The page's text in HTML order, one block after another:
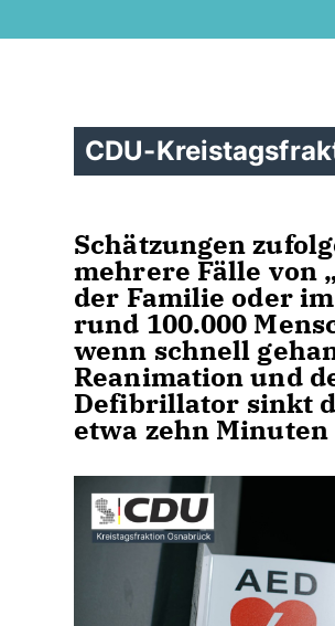
CDU-
Schätzungen
mehrere Fälle von
der Familie oder
rund 100.000
wenn schnell
Reanimation und
Defibrillator sinkt
etwa zehn